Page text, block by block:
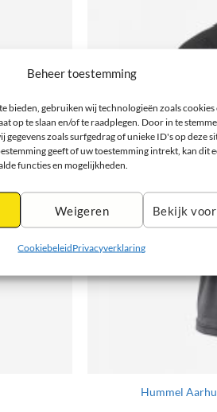
Beheer toestemming
bieden, gebruiken wij technologieën zoals cookies
op te slaan en/of te raadplegen. Door in te
zoals surfgedrag of unieke ID's op deze
geeft of uw toestemming intrekt, kan dit
functies en mogelijkheden.
Weigeren Bekijk
CookiebeleidPrivacyverklaring
Hummel